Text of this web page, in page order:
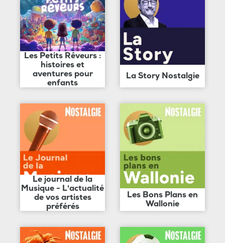
Les Petits Rêveurs :
histoires et
aventures pour
enfants
La Story Nostalgie
Le journal de la
Musique - L'actualité
de vos artistes
préférés
Les Bons Plans en
Wallonie